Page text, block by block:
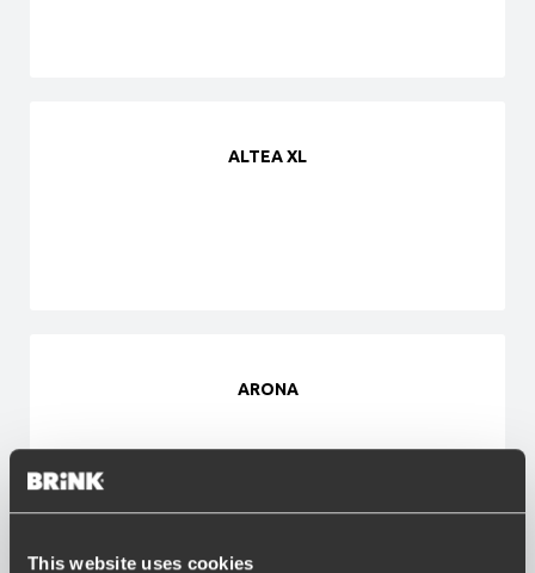
This website uses cookies
ALTEA XL
ARONA